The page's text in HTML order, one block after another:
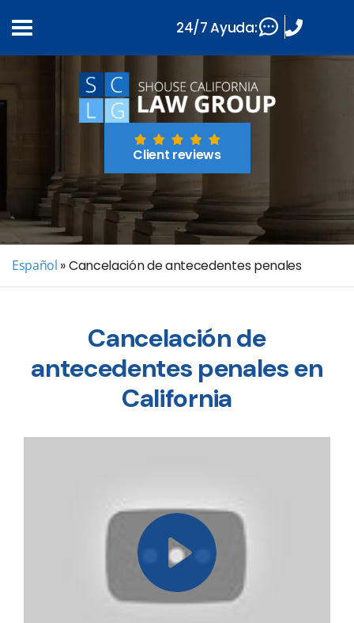
Client reviews
Español »Cancelación de antecedentes penales
Cancelación de
antecedentes penales en
California
24/7 Ayuda: